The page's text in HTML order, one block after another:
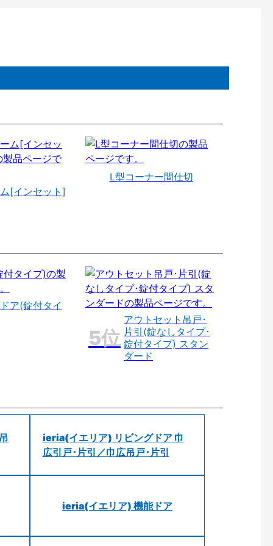
[インセット]
L型コーナー間仕切
ア(錠付タイ
アウトセット吊戸･
片引(錠なしタイプ･
錠付タイプ) スタン
ダード
ieria(イエリア) リビングドア 巾
広引戸･片引／巾広吊戸･片引
ieria(イエリア) 機能ドア